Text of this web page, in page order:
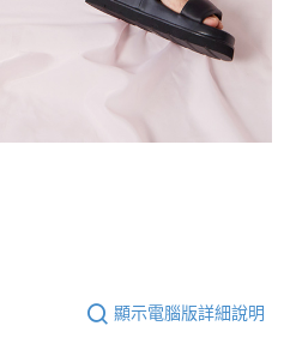
顯示電腦版詳細說明